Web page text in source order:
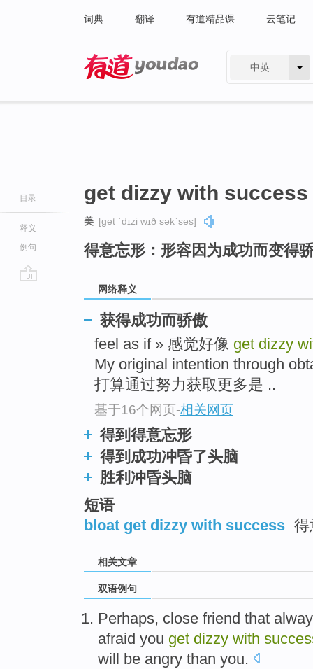
词典 翻译 有道精品课 云笔记
中英
目录
释义
例句
get dizzy with success
美 [ɡet ˈdɪzi wɪð səkˈses]
得意忘形：形容因为成功而变得
网络释义
获得成功而骄傲
feel as if » 感觉好像 get dizzy
My original intention through
打算通过努力获取更多是 ..
基于16个网页-相关网页
得到得意忘形
得到成功冲昏了头脑
胜利冲昏头脑
短语
bloat get dizzy with success 得
相关文章
双语例句
Perhaps, close friend that
afraid you get dizzy with
will be angry than you.